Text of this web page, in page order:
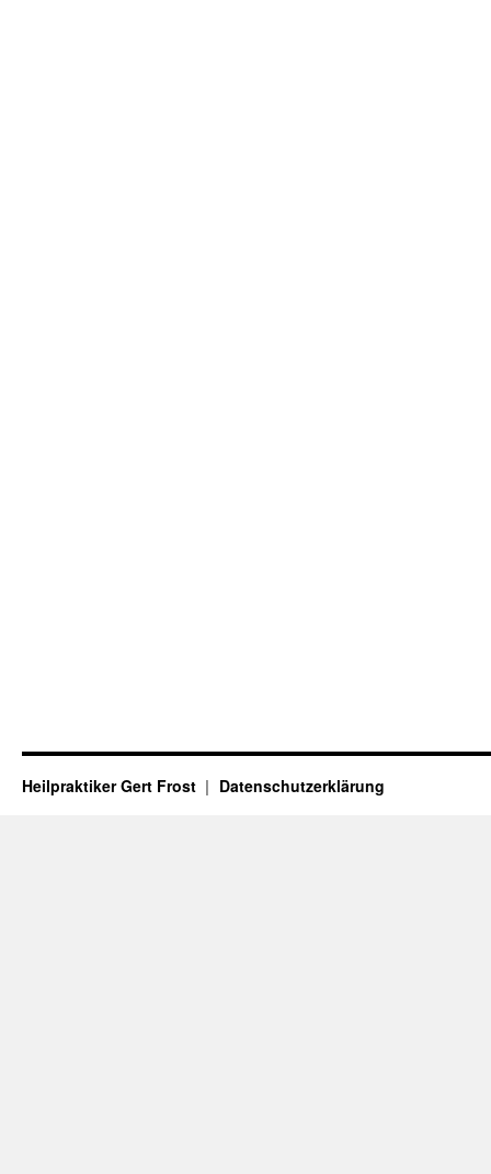
Heilpraktiker Gert Frost Datenschutzerklärung